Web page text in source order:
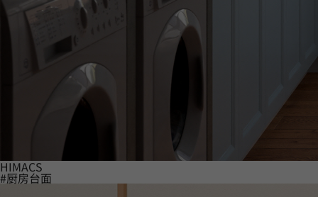
HIMACS
#厨房台面